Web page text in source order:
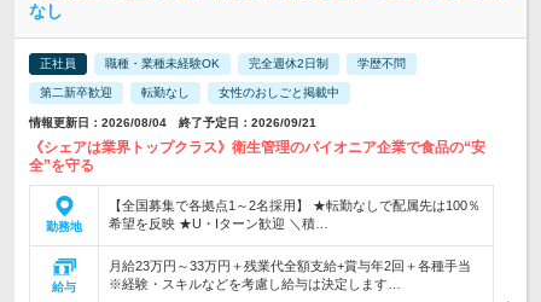
なし
正社員 職種・業種未経験OK 完全週休2日制 学歴不問
第二新卒歓迎 転勤なし 女性のおしごと掲載中
情報更新日：2026/08/04 終了予定日：2026/09/21
《シェアは業界トップクラス》衛生管理のパイオニア企業で食品の“安
全”を守る
勤務地
【全国募集で各拠点1～2名採用】 ★転勤なしで配属先は100％
希望を反映 ★U・Iターン歓迎 ＼積…
給与
月給23万円～33万円＋残業代全額支給+賞与年2回＋各種手当
※経験・スキルなどを考慮し給与は決定します…